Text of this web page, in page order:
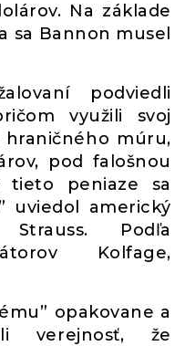
Na základe
sa Bannon musel
podviedli
využili svoj
múru,
pod falošnou
tieto peniaze sa
uviedol americký
Podľa
Kolfage,
opakovane a
verejnosť, že